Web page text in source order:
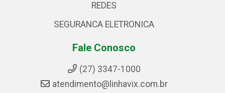
REDES
SEGURANCA ELETRONICA
Fale Conosco
(27) 3347-1000
atendimento@linhavix.com.br